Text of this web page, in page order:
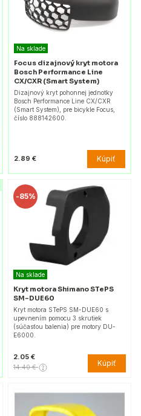
Na sklade
Focus dizajnový kryt motora
Bosch Performance Line
CX/CXR (Smart System)
Dizajnový kryt pohonnej jednotky
Bosch Performance Line CX/CXR
(Smart System), pre bicykle Focus,
číslo 888142600.
2.89 € Kúpiť
-85%
Na sklade
Kryt motora Shimano STePS
SM-DUE60
Kryt motora STePS SM-DUE60 s
upevnením pomocu 3 skrutiek
(súčasťou balenia) pre motory DU-
E6000.
2.05 €
14.40 € Kúpiť